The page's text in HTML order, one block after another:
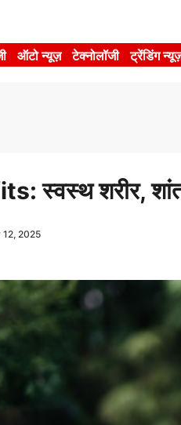
ऑटो न्यूज़ टेक्नोलॉजी ट्रेंडिंग
स्वस्थ शरीर,
2025